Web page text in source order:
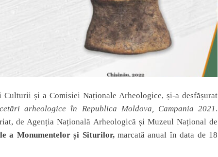
și a Comisiei Naționale Arheologice, și-a desfășurat
arheologice în Republica Moldova, Campania 2021.
de Agenția Națională Arheologică și Muzeul Național de
a Monumentelor și Siturilor,marcată anual în data de 18